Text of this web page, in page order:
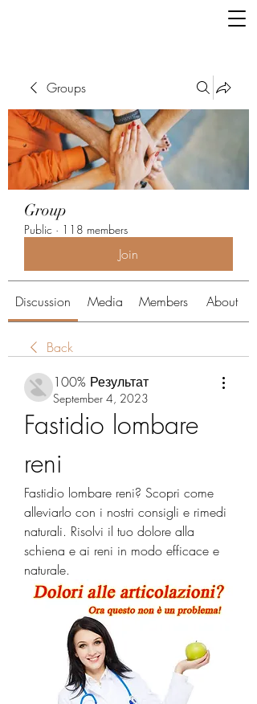
Groups
Group
Public · 118 members
Join
Discussion Media Members About
Back
100% Результат
September 4, 2023
Fastidio lombare
reni
Fastidio lombare reni? Scopri come
alleviarlo con i nostri consigli e rimedi
naturali. Risolvi il tuo dolore alla
schiena e ai reni in modo efficace e
naturale.